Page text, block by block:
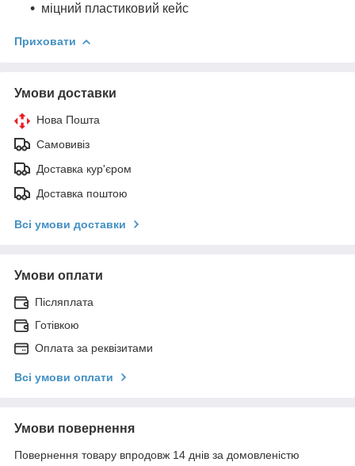
міцний пластиковий кейс
Приховати
Умови доставки
Нова Пошта
Самовивіз
Доставка кур'єром
Доставка поштою
Всі умови доставки
Умови оплати
Післяплата
Готівкою
Оплата за реквізитами
Всі умови оплати
Умови повернення
Повернення товару впродовж 14 днів за домовленістю